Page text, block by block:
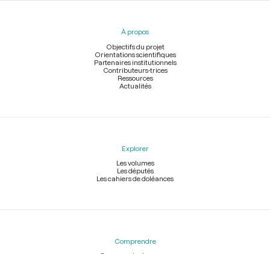
À propos
Objectifs du projet
Orientations scientifiques
Partenaires institutionnels
Contributeurs-trices
Ressources
Actualités
Explorer
Les volumes
Les députés
Les cahiers de doléances
Comprendre